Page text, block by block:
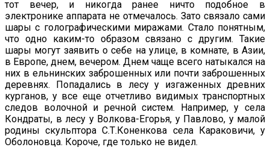
тот вечер, и никогда ранее ничто подобное в
электронике аппарата не отмечалось. Зато связало сами
шары с голографическими миражами. Стало понятным,
что одно каким-то образом связано с другим. Такие
шары могут заявить о себе на улице, в комнате, в Азии,
в Европе, днем, вечером. Днем чаще всего натыкался на
них в ельнинских заброшенных или почти заброшенных
деревнях. Попадались в лесу у изгаженных древних
курганов, у все еще отчетливо видимых транспортных
следов волочной и речной систем. Например, у села
Кондраты, в лесу у Волкова-Егорья, у Павлово, у малой
родины скульптора С.Т.Коненкова села Караковичи, у
Оболоновца. Короче, где только не видел.